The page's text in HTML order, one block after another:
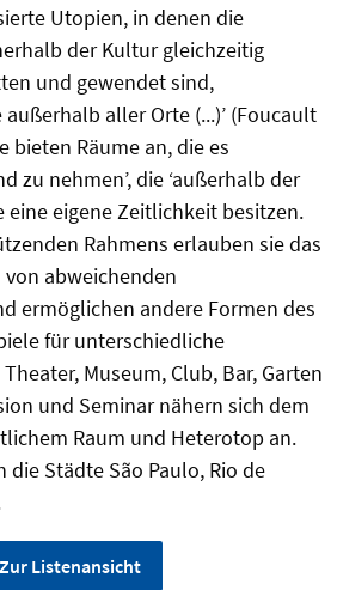
Utopien, in denen die
der Kultur gleichzeitig
und gewendet sind,
aller Orte (...)’ (Foucault
bieten Räume an, die es
zu nehmen’, die ‘außerhalb der
eine eigene Zeitlichkeit besitzen.
Rahmens erlauben sie das
abweichenden
ermöglichen andere Formen des
für unterschiedliche
Museum, Club, Bar, Garten
und Seminar nähern sich dem
Raum und Heterotop an.
die Städte São Paulo, Rio de
Zur Listenansicht